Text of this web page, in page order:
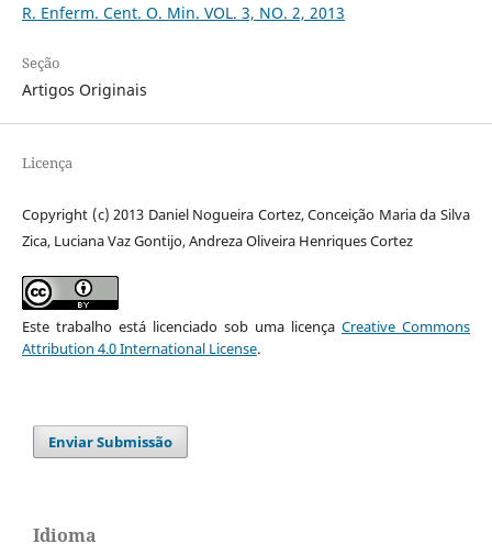
R. Enferm. Cent. O. Min. VOL. 3, NO. 2, 2013
Seção
Artigos Originais
Licença
Copyright (c) 2013 Daniel Nogueira Cortez, Conceição Maria da Silva
Zica, Luciana Vaz Gontijo, Andreza Oliveira Henriques Cortez
Este trabalho está licenciado sob uma licençaCreative Commons
Attribution 4.0 International License.
Enviar Submissão
Idioma